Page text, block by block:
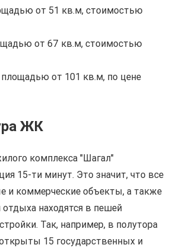
от 51 кв.м, стоимостью
от 67 кв.м, стоимостью
от 101 кв.м, по цене
ЖК
комплекса "Шагал"
15-ти минут. Это значит, что все
и коммерческие объекты, а также
отдыха находятся в пешей
Так, например, в полутора
15 государственных и